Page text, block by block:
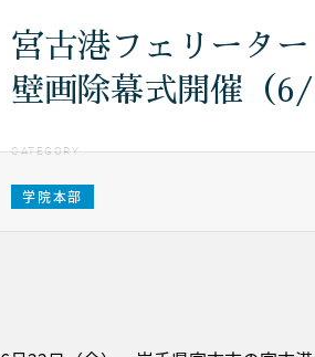
宮古港フェリータ
壁画除幕式開催（6/
CATEGORY
学院本部